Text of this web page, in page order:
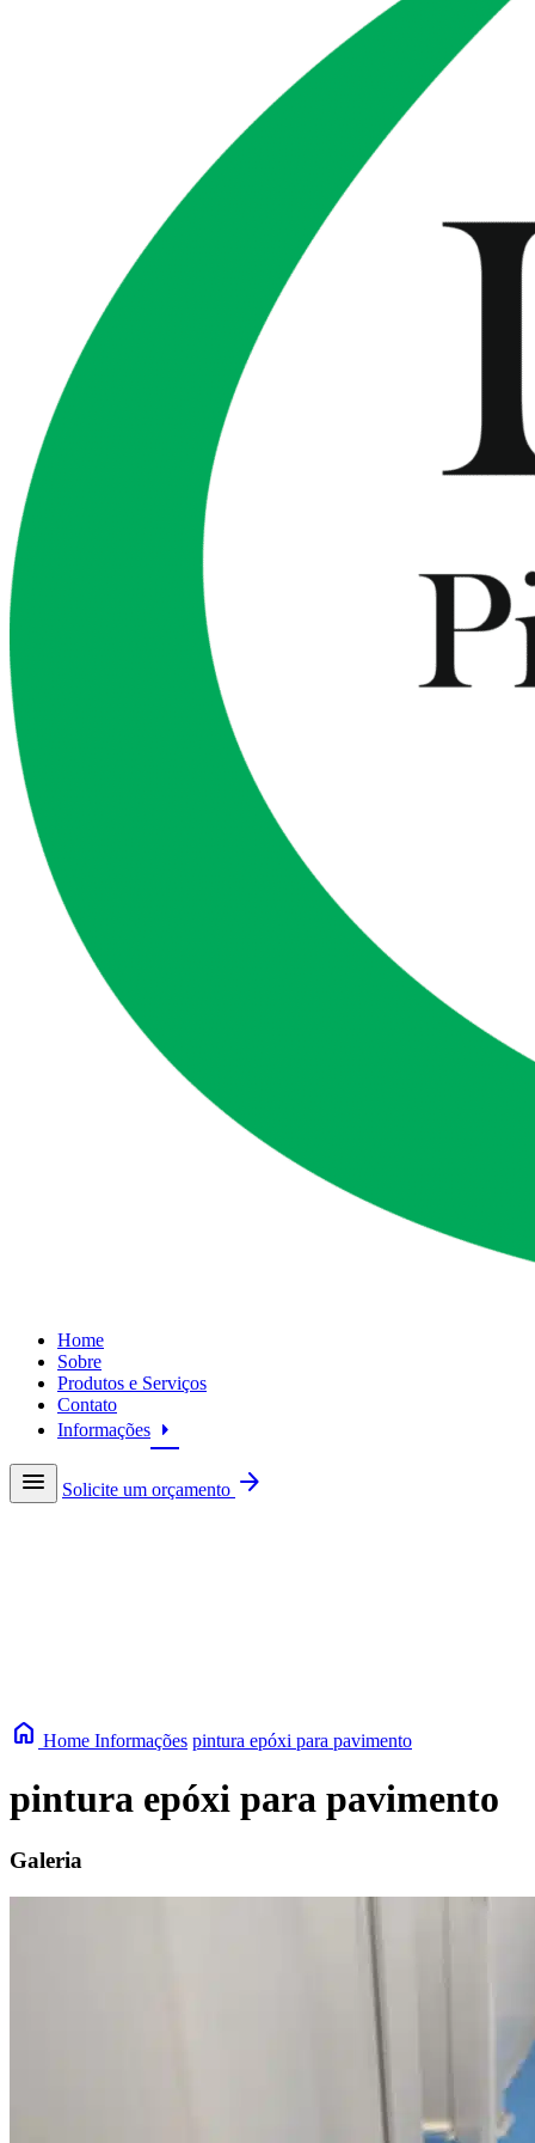
Home
Sobre
Produtos e Serviços
Contato
Informações arrow_right
menu
Solicite um orçamento arrow_forward
home Home Informações pintura epóxi para pavimento
pintura epóxi para pavimento
Galeria